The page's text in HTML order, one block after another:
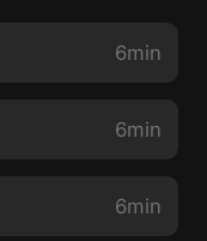
6min
6min
6min